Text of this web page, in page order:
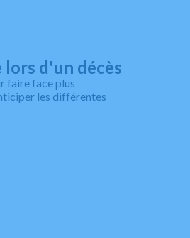
lors d'un décès
faire face plus
les différentes